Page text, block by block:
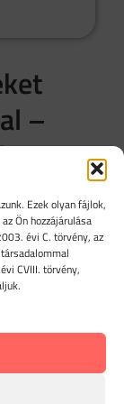
Ezek olyan fájlok,
Ön hozzájárulása
évi C. törvény, az
CVIII. törvény,
–